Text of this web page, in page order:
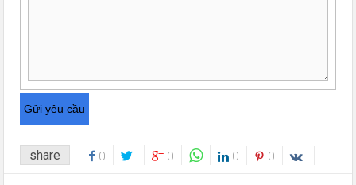
share 0 0 0 0